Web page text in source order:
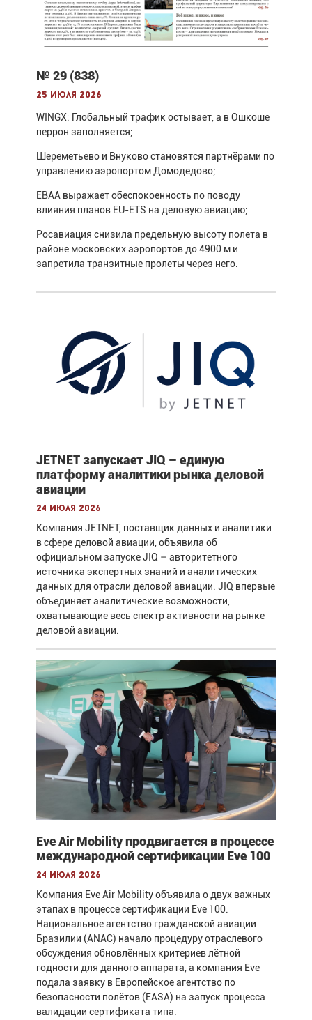
№ 29 (838)
25 июля 2026
WINGX: Глобальный трафик остывает, а в Ошкоше
перрон заполняется;
Шереметьево и Внуково становятся партнёрами по
управлению аэропортом Домодедово;
EBAA выражает обеспокоенность по поводу
влияния планов EU-ETS на деловую авиацию;
Росавиация снизила предельную высоту полета в
районе московских аэропортов до 4900 м и
запретила транзитные пролеты через него.
JETNET запускает JIQ – единую
платформу аналитики рынка деловой
авиации
24 июля 2026
Компания JETNET, поставщик данных и аналитики
в сфере деловой авиации, объявила об
официальном запуске JIQ – авторитетного
источника экспертных знаний и аналитических
данных для отрасли деловой авиации. JIQ впервые
объединяет аналитические возможности,
охватывающие весь спектр активности на рынке
деловой авиации.
Eve Air Mobility продвигается в процессе
международной сертификации Eve 100
24 июля 2026
Компания Eve Air Mobility объявила о двух важных
этапах в процессе сертификации Eve 100.
Национальное агентство гражданской авиации
Бразилии (ANAC) начало процедуру отраслевого
обсуждения обновлённых критериев лётной
годности для данного аппарата, а компания Eve
подала заявку в Европейское агентство по
безопасности полётов (EASA) на запуск процесса
валидации сертификата типа.